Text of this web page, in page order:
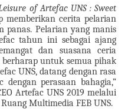
of Artefac UNS : Sweet
memberikan cerita pelarian
panas. Pelarian yang manis
tahun ini sebagai ajang
dan suasana ceria
untuk semua pihak
UNS, datang dengan rasa
perasaan bahagia,”
Artefac UNS 2019 melalui
Multimedia FEB UNS.